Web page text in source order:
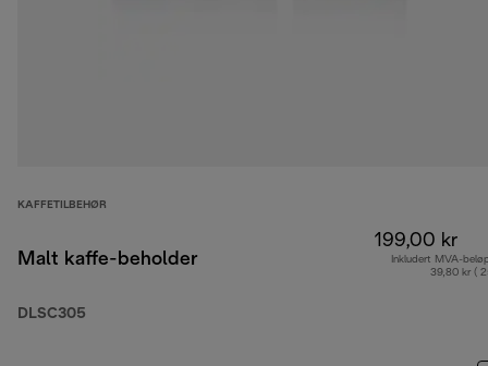
KAFFETILBEHØR
Malt kaffe-beholder
DLSC305
199,00 kr
Inkludert MVA-
39,80 kr (